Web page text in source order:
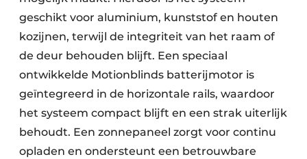
geschikt voor aluminium, kunststof en houten
kozijnen, terwijl de integriteit van het raam of
de deur behouden blijft. Een speciaal
ontwikkelde Motionblinds batterijmotor is
geïntegreerd in de horizontale rails, waardoor
het systeem compact blijft en een strak uiterlijk
behoudt. Een zonnepaneel zorgt voor continu
opladen en ondersteunt een betrouwbare